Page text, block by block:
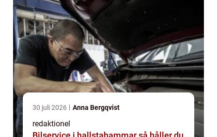
30 juli 2026 Anna Bergqvist
redaktionel